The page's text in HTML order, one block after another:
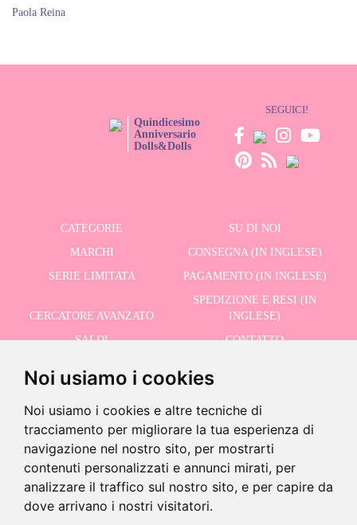
Noi usiamo i cookies
Noi usiamo i cookies e altre tecniche di
tracciamento per migliorare la tua esperienza di
navigazione nel nostro sito, per mostrarti
contenuti personalizzati e annunci mirati, per
analizzare il traffico sul nostro sito, e per capire da
dove arrivano i nostri visitatori.
Paola Reina
Quindicesimo
Anniversario
Dolls&Dolls
SEGUICI!
CATEGORIE
SU DI NOI
MARCHI
CONSEGNA (IN INGLESE)
SERIE LIMITATA
PAGAMENTO (IN INGLESE)
CERCATORE AVANZATO
SPEDIZIONE E RESI (IN
INGLESE)
SALDI
CONTATTO